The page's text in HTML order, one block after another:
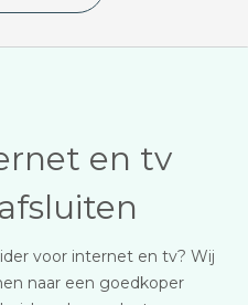
en tv
voor internet en tv? Wij
naar een goedkoper